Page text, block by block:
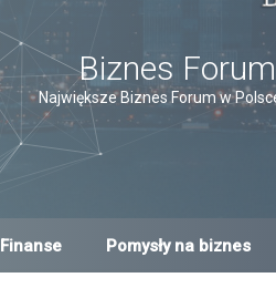
Biznes
Największe Biznes Forum w
Finanse Pomysły na biznes